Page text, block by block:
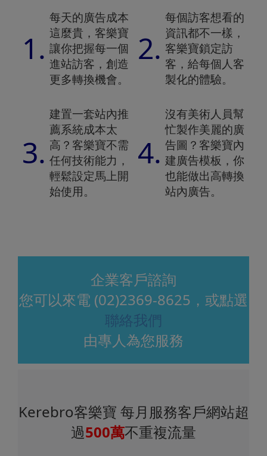
1.
每天的廣告成本
這麼貴，客樂寶
讓你把握每一個
進站訪客，創造
更多轉換機會。
2.
每個訪客想看的
資訊都不一樣，
客樂寶鎖定訪
客，給每個人客
製化的體驗。
3.
建置一套站內推
薦系統成本太
高？客樂寶不需
任何技術能力，
輕鬆設定馬上開
始使用。
4.
沒有美術人員幫
忙製作美麗的廣
告圖？客樂寶內
建廣告模板，你
也能做出高轉換
站內廣告。
企業客戶諮詢
您可以來電 (02)2369-8625 ，或點選
聯絡我們
由專人為您服務
Kerebro客樂寶 每月服務客戶網站超
過500萬不重複流量